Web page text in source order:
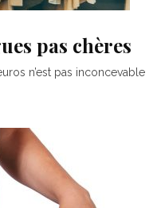
pas chères
n’est pas inconcevable